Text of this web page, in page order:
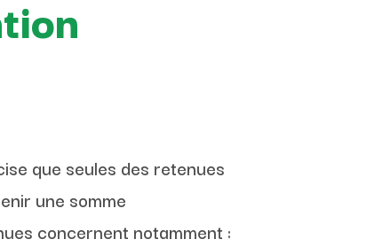
que seules des retenues
une somme
concernent notamment :